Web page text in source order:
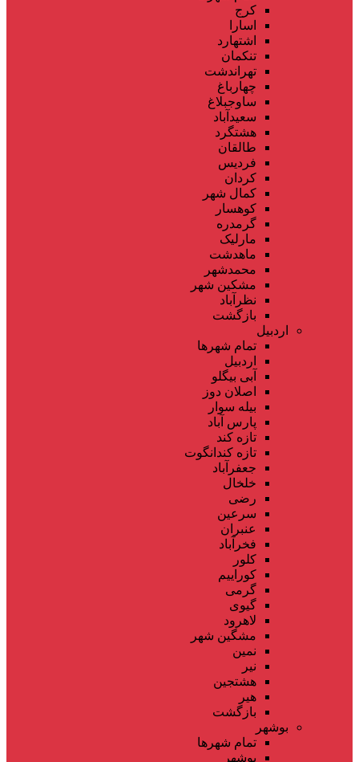
کرج
اسارا
اشتهارد
تنکمان
تهراندشت
چهارباغ
ساوجبلاغ
سعیدآباد
هشتگرد
طالقان
فردیس
کردان
کمال شهر
کوهسار
گرمدره
مارلیک
ماهدشت
محمدشهر
مشکین شهر
نظرآباد
بازگشت
اردبیل
تمام شهر‌ها
اردبیل
آبی بیگلو
اصلان دوز
بیله سوار
پارس آباد
تازه کند
تازه کندانگوت
جعفرآباد
خلخال
رضی
سرعین
عنبران
فخرآباد
کلور
کوراییم
گرمی
گیوی
لاهرود
مشگین شهر
نمین
نیر
هشتجین
هیر
بازگشت
بوشهر
تمام شهر‌ها
بوشهر